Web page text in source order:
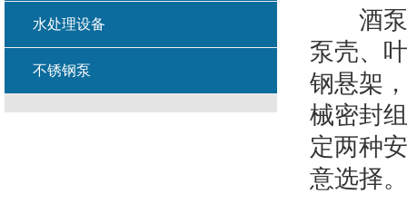
酒泵
泵壳、
钢悬架
械密封
定两种
意选择。
水处理设备
不锈钢泵